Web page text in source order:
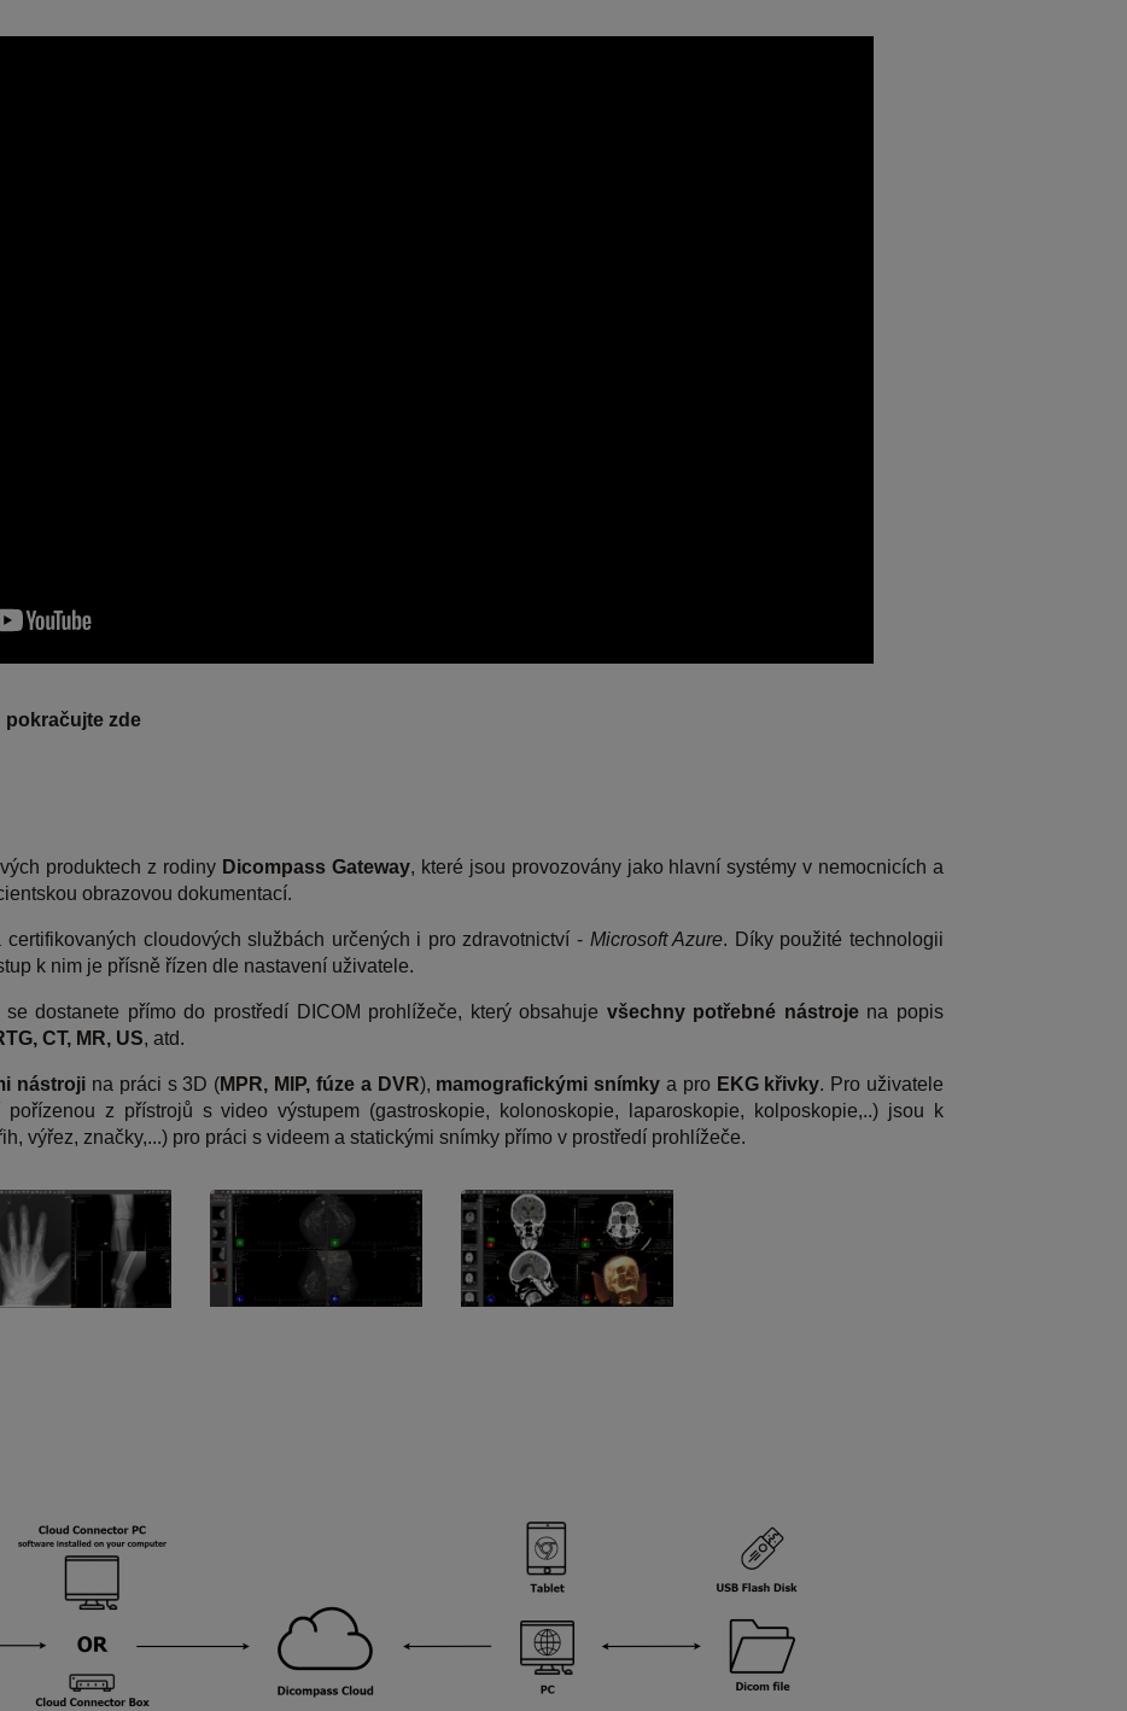
pokračujte zde
produktech z rodiny Dicompass Gateway, které jsou provozovány jako hlavní systémy v nemocnicích a
obrazovou dokumentací.
cloudových službách určených i pro zdravotnictví - Microsoft Azure. Díky použité technologii
k nim je přísně řízen dle nastavení uživatele.
dostanete přímo do prostředí DICOM prohlížeče, který obsahuje všechny potřebné nástrojena popis
CT, MR, US, atd.
nástroji na práci s 3D (MPR, MIP, fúze a DVR), mamografickými snímky a pro EKG křivky. Pro uživatele
z přístrojů s video výstupem (gastroskopie, kolonoskopie, laparoskopie, kolposkopie,..) jsou k
výřez, značky,...) pro práci s videem a statickými snímky přímo v prostředí prohlížeče.